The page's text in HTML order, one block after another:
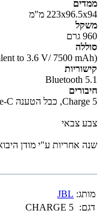
ממדים
223x96.5x94 מ"מ
משקל
960 גרם
סוללה
(Li-ion polymer 27 Wh (equivalent to 3.6 V/ 7500 mAh
קישוריות
Bluetooth 5.1
חיבורים
Charge 5, כבל הטענה Type-C, מדריך למשתמש, תעודת אחריות
צבע צבאי
שנה אחריות ע"י מודן
מותג: JBL
דגם: CHARGE 5